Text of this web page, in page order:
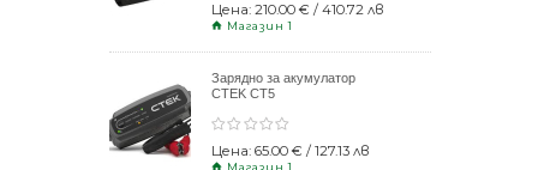
Цена: 210.00 € / 410.72 лв
Магазин 1
Зарядно за акумулатор
CTEK CT5
Цена: 65.00 € / 127.13 лв
Магазин 1